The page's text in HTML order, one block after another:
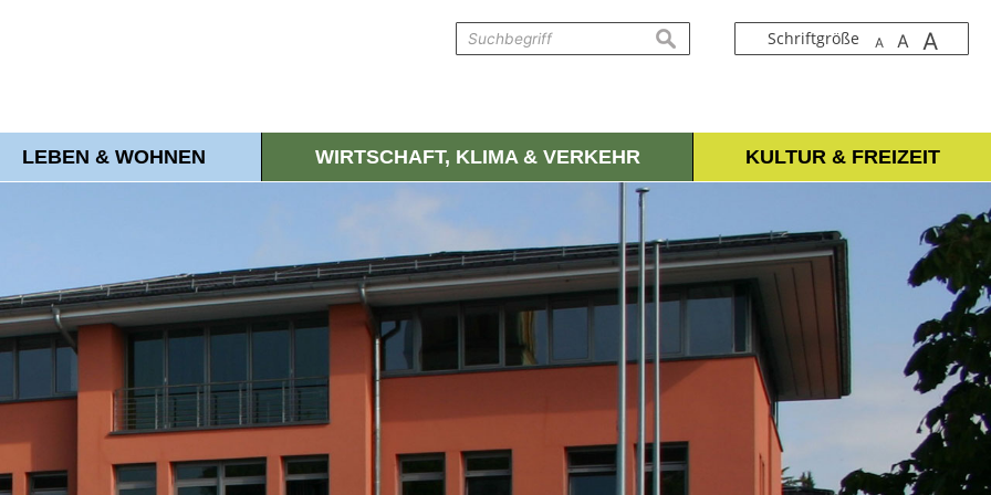
Schriftgröße A A A
suchen
LEBEN & WOHNEN WIRTSCHAFT, KLIMA & VERKEHR KULTUR & FREIZEIT